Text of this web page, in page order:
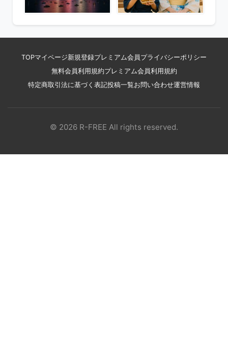
TOPマイページ新規登録プレミアム会員 プライバシーポリシー
無料会員利用規約プレミアム会員利用規約
特定商取引法に基づく表記投稿一覧お問い合わせ運営情報
© 2026 R-FREE All rights reserved.